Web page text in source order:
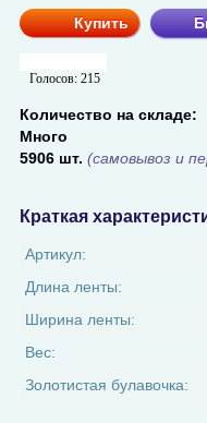
Купить
Голосов: 215
Количество на складе:
Много
5906 шт. (самовывоз и
Краткая
Артикул:
Длина ленты:
Ширина ленты:
Вес:
Золотистая булавочка: